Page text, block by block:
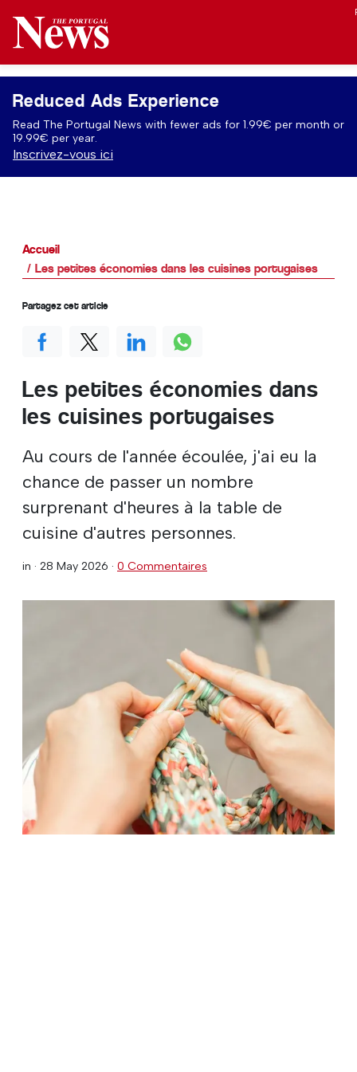
Reduced Ads Experience
Read The Portugal News with fewer ads for 1.99€ per month or
19.99€ per year.
Inscrivez-vous ici
Accueil
Les petites économies dans les cuisines portugaises
Les petites économies dans
les cuisines portugaises
Au cours de l'année écoulée, j'ai eu la
chance de passer un nombre
surprenant d'heures à la table de
cuisine d'autres personnes.
in · 28 May 2026 · 0 Commentaires
Partagez cet article